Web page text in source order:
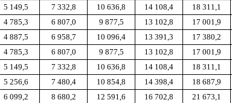
5 149,5 7 332,8 10 636,8 14 108,4 18 311,1
4 785,3 6 807,0 9 877,5 13 102,8 17 001,9
4 887,5 6 958,7 10 096,4 13 391,3 17 380,2
4 785,3 6 807,0 9 877,5 13 102,8 17 001,9
5 149,5 7 332,8 10 636,8 14 108,4 18 311,1
5 256,6 7 480,4 10 854,8 14 398,4 18 687,9
6 099,2 8 680,2 12 591,6 16 702,8 21 673,1